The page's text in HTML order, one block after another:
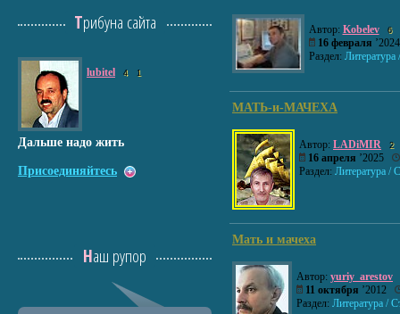
Автор: Kobelev 6
16 февраля
Раздел: Литература
МАТЬ-и-МАЧЕХА
Автор: LADiMIR 2
16 апреля ’2025
Раздел: Литература /
Мать и мачеха
Автор: yuriy_arestov
11 октября ’2012
Раздел: Литература /
Трибуна сайта
lubitel 4 1
Дальше надо жить
Присоединяйтесь
Наш рупор